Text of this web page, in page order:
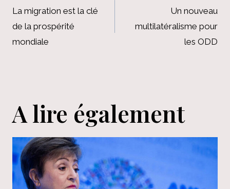
de
l’article
La migration est la clé
de la prospérité
mondiale
Un nouveau
multilatéralisme pour
les ODD
A lire également